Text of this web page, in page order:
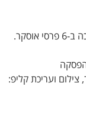
צילום ועריכת קליפ: